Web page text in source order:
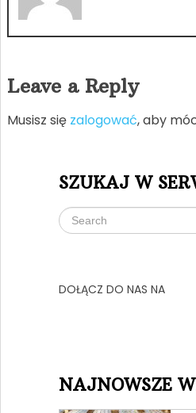
Leave a Reply
Musisz się zalogować, aby
SZUKAJ W
DOŁĄCZ DO NAS NA
NAJNOWSZE